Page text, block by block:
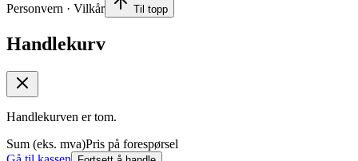
Personvern · Vilkår
Til topp
Handlekurv
Handlekurven er tom.
Sum (eks. mva)Pris på forespørsel